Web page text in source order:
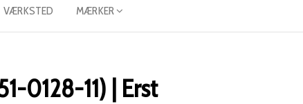
VÆRKSTED MÆRKER
0128-11) | Erst